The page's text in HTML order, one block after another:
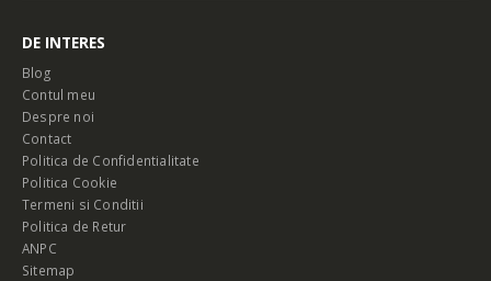
DE INTERES
Blog
Contul meu
Despre noi
Contact
Politica de Confidentialitate
Politica Cookie
Termeni si Conditii
Politica de Retur
ANPC
Sitemap